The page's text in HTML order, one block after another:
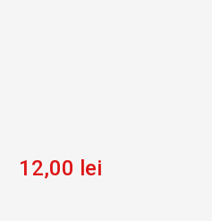
12,00 lei